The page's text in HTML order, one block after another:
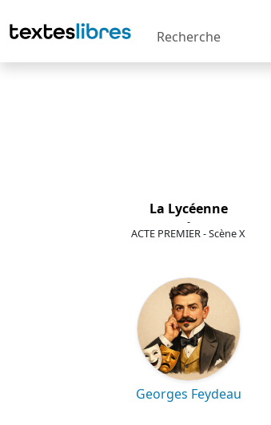
Recherche
La Lycéenne
-
ACTE PREMIER - Scène X
Georges Feydeau